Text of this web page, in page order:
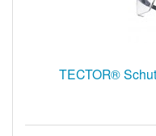
TECTOR®